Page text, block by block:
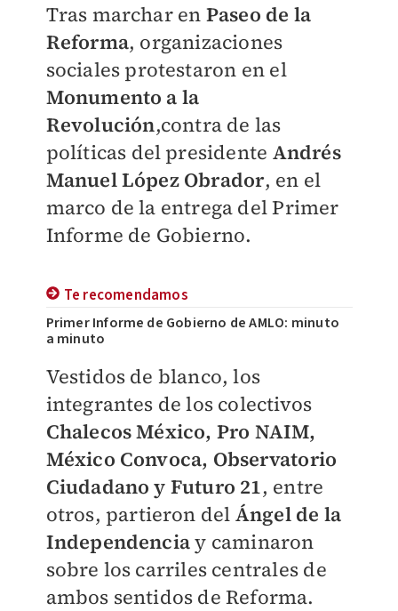
Tras marchar en Paseo de la
Reforma, organizaciones
sociales protestaron en el
Monumento a la
Revolución,contra de las
políticas del presidente Andrés
Manuel López Obrador, en el
marco de la entrega delPrimer
Informe de Gobierno.
Te recomendamos
Primer Informe de Gobierno de AMLO: minuto
a minuto
Vestidos de blanco, los
integrantes de los colectivos
Chalecos México, Pro NAIM,
México Convoca, Observatorio
Ciudadano y Futuro 21, entre
otros, partieron del Ángel de la
Independenciay caminaron
sobre los carriles centrales de
ambos sentidos de Reforma.